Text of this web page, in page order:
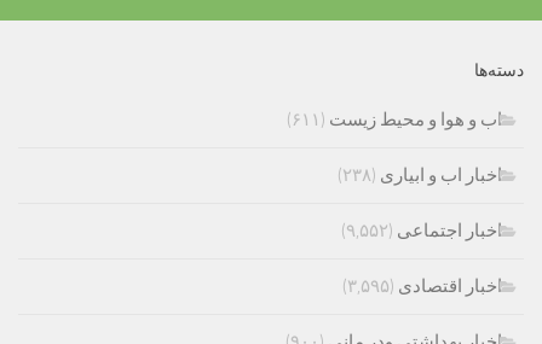
دسته‌ها
اب و هوا و محیط زیست (۶۱۱)
اخبار اب و ابیاری (۲۳۸)
اخبار اجتماعی (۹,۵۵۲)
اخبار اقتصادی (۳,۵۹۵)